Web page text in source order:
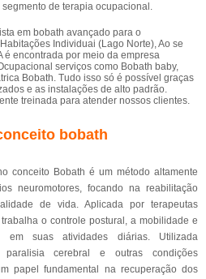
de terapia ocupacional.
em bobath avançado para o
Individuai (Lago Norte), Ao se
é encontrada por meio da empresa
serviços como Bobath baby,
Bobath. Tudo isso só é possível graças
e as instalações de alto padrão.
treinada para atender nossos clientes.
bobath
conceito Bobath é um método altamente
neuromotores, focando na reabilitação
de vida. Aplicada por terapeutas
o controle postural, a mobilidade e
em suas atividades diárias. Utilizada
cerebral e outras condições
papel fundamental na recuperação dos